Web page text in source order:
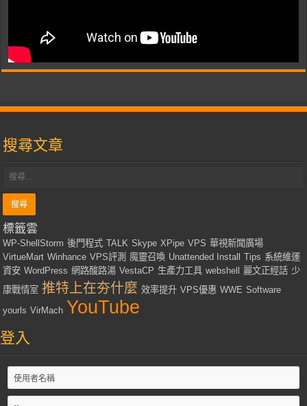
搜尋文章
標籤雲
WP-ShellStorm 後門程式 TALK Skype XPipe VPS 華視新聞廣場
VirtueMart Winhance VPS評測 魔靈召喚 Unattended Install Tips 系統維運
資安 WordPress 網路酸路湯 VestaCP 生產力工具 webshell 麗文正經話 少
康戰情室 推特上在夯什麼 效率提升 VPS優惠 WWE Software
yourls VirMach YouTube
登入